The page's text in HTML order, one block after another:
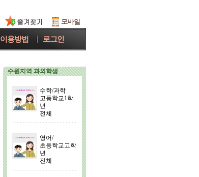
이용방법 로그인
수원지역 과외학생
수학/과학
고등학교1학
년
전체
영어/
초등학교고학
년
전체